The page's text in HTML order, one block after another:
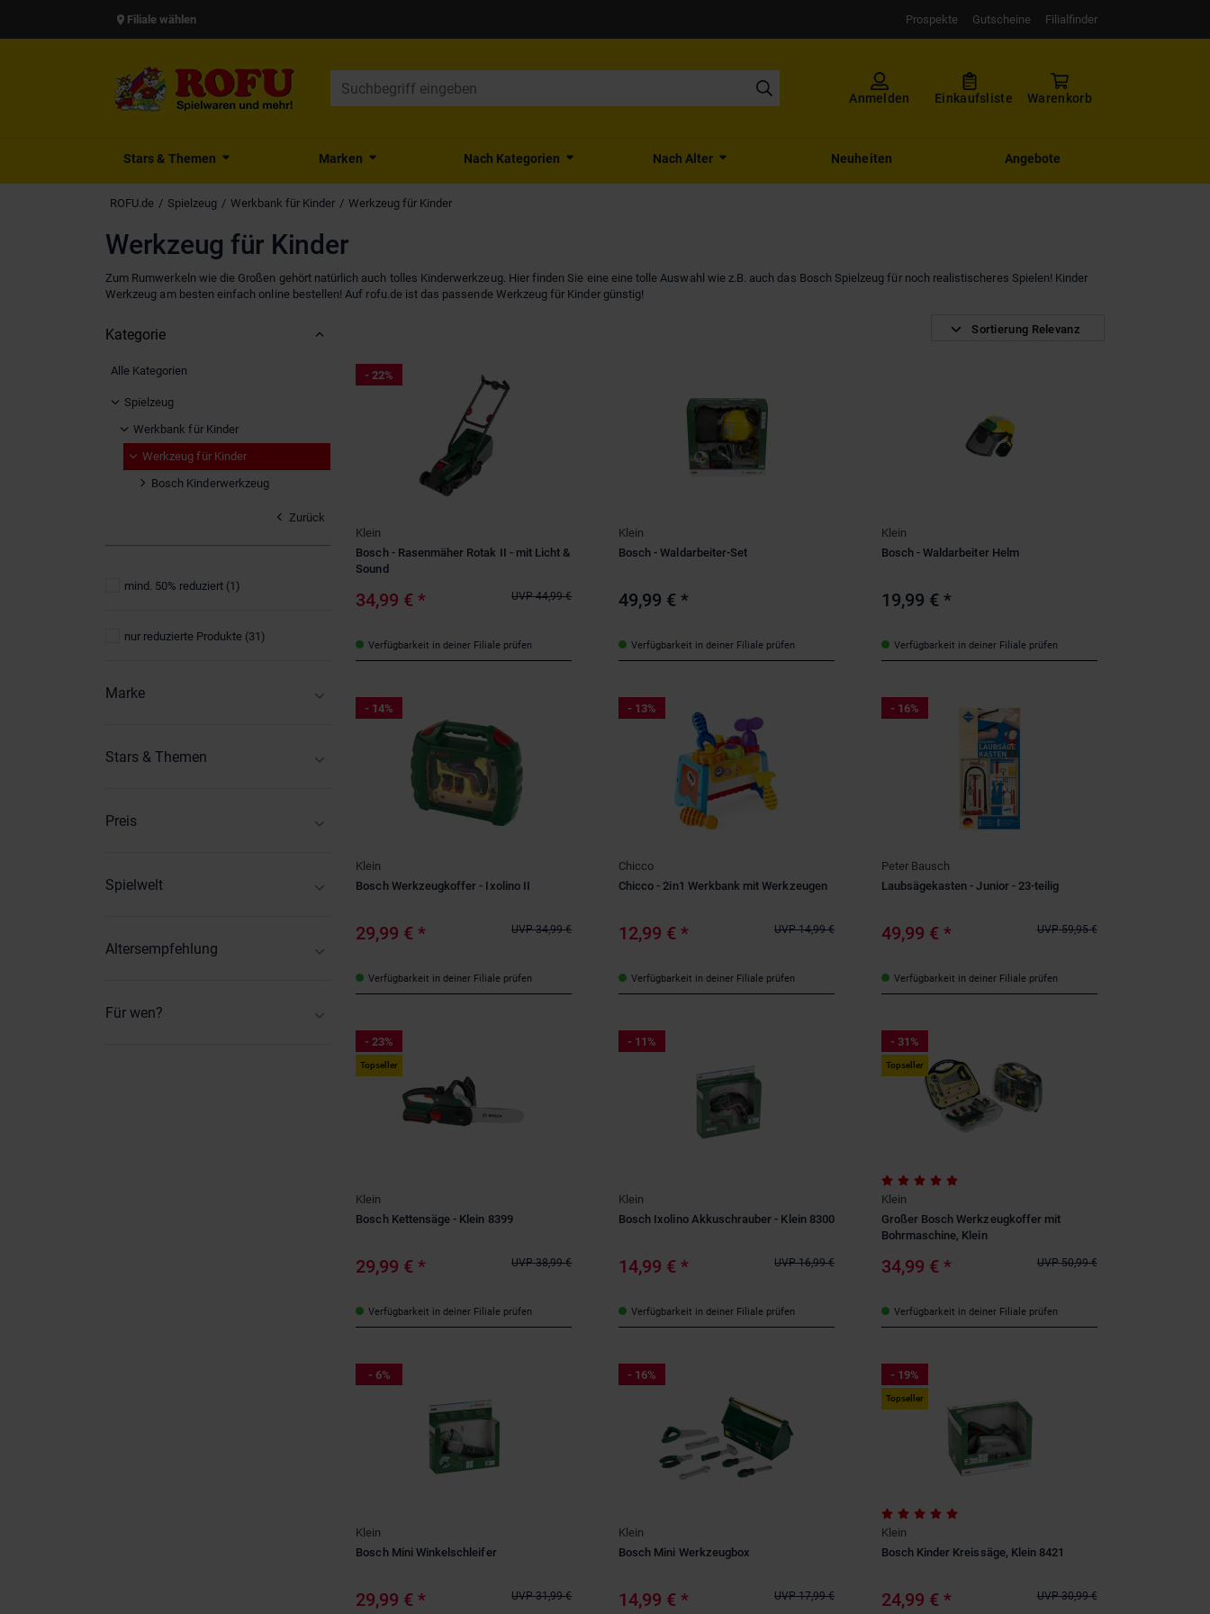
Filiale wählen Prospekte Gutscheine Filialfinder
Anmelden Einkaufsliste Warenkorb
Stars & Themen Marken Nach Kategorien Nach Alter Neuheiten Angebote
ROFU.de Spielzeug Werkbank für Kinder Werkzeug für Kinder
Werkzeug für Kinder
Zum Rumwerkeln wie die Großen gehört natürlich auch tolles Kinderwerkzeug. Hier finden Sie eine eine tolle Auswahl wie z.B. auch das Bosch Spielzeug für noch realistischeres Spielen! Kinder
Werkzeug am besten einfach online bestellen! Auf rofu.de ist das passende Werkzeug für Kinder günstig!
Kategorie
Alle Kategorien
Spielzeug
Werkbank für Kinder
Werkzeug für Kinder
Bosch Kinderwerkzeug
Zurück
mind. 50% reduziert (1)
nur reduzierte Produkte (31)
Marke
Pebaro
Stars & Themen
Preis
Spielwelt
Wildlife(3)
Altersempfehlung
Für wen?
Sortierung Relevanz
- 22%
Klein
Bosch - Rasenmäher Rotak II - mit Licht &
Sound
34,99 € * UVP 44,99 €
Verfügbarkeit in deiner Filiale prüfen
Klein
Bosch - Waldarbeiter-Set
49,99 € *
Verfügbarkeit in deiner Filiale prüfen
Klein
Bosch - Waldarbeiter Helm
19,99 € *
Verfügbarkeit in deiner Filiale prüfen
- 14%
Klein
Bosch Werkzeugkoffer - Ixolino II
29,99 € * UVP 34,99 €
Verfügbarkeit in deiner Filiale prüfen
- 13%
Chicco
Chicco - 2in1 Werkbank mit Werkzeugen
12,99 € * UVP 14,99 €
Verfügbarkeit in deiner Filiale prüfen
- 16%
Peter Bausch
Laubsägekasten - Junior - 23-teilig
49,99 € * UVP 59,95 €
Verfügbarkeit in deiner Filiale prüfen
- 23%
Topseller
Klein
Bosch Kettensäge - Klein 8399
29,99 € * UVP 38,99 €
Verfügbarkeit in deiner Filiale prüfen
- 11%
Klein
Bosch Ixolino Akkuschrauber - Klein 8300
14,99 € * UVP 16,99 €
Verfügbarkeit in deiner Filiale prüfen
- 31%
Topseller
Klein
Großer Bosch Werkzeugkoffer mit
Bohrmaschine, Klein
34,99 € * UVP 50,99 €
Verfügbarkeit in deiner Filiale prüfen
- 6%
Klein
Bosch Mini Winkelschleifer
29,99 € * UVP 31,99 €
- 16%
Klein
Bosch Mini Werkzeugbox
14,99 € * UVP 17,99 €
- 19%
Topseller
Klein
Bosch Kinder Kreissäge, Klein 8421
24,99 € * UVP 30,99 €